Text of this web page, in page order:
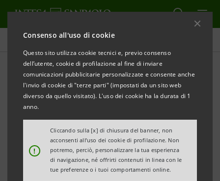
Consenso all'uso di cookie
Questo sito utilizza cookie tecnici e, previo consenso
dell’utente, cookie di profilazione al fine di inviare
comunicazioni pubblicitarie personalizzate e consente anche
l'invio di cookie di "terze parti" (impostati da un sito web
diverso da quello visitato). L'uso dei cookie ha la durata di 1
anno.
!
Cliccando sulla [x] di chiusura del banner, non
acconsenti all’uso dei cookie di profilazione. Non
potremo, perciò, personalizzare la tua esperienza
di navigazione, né offrirti contenuti in linea con le
tue preferenze o i tuoi comportamenti online.
Comunicati stampa
STAMPA AGGIORNA
COMUNICATO STAMPA
III EDIZIONE PREMIO WOMEN VALUE COMPANY -
INTESA SANPAOLO
LA FONDAZIONE MARISA BELLISARIO E INTESA
SANPAOLO